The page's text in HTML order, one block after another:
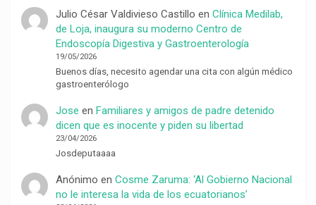
Julio César Valdivieso Castillo en Clínica Medilab,
de Loja, inaugura su moderno Centro de
Endoscopía Digestiva y Gastroenterología
19/05/2026
Buenos días, necesito agendar una cita con algún médico
gastroenterólogo
Jose en Familiares y amigos de padre detenido
dicen que es inocente y piden su libertad
23/04/2026
Josdeputaaaa
Anónimo en Cosme Zaruma: ‘Al Gobierno Nacional
no le interesa la vida de los ecuatorianos’